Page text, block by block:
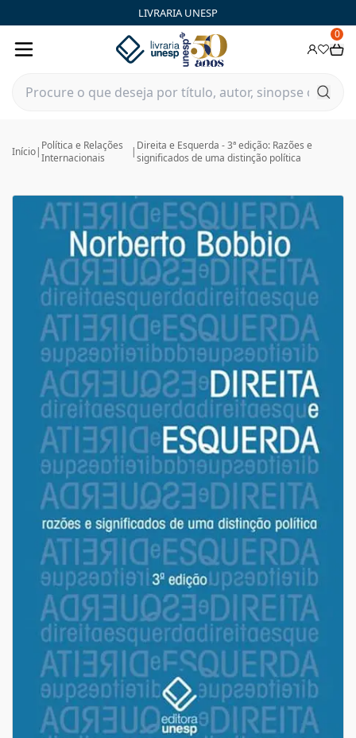
LIVRARIA UNESP
0
Início| Política e Relações
Internacionais
| Direita e Esquerda - 3ª edição: Razões e
significados de uma distinção política